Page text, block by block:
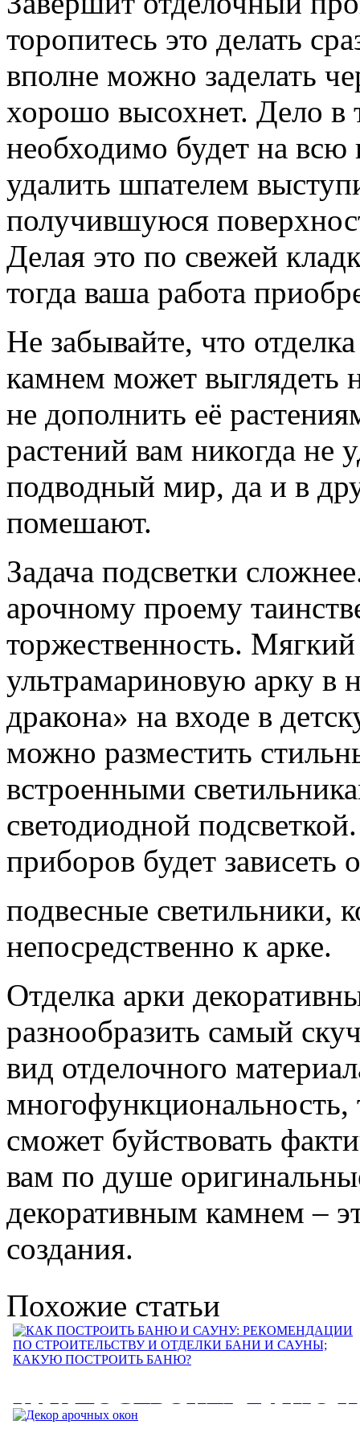
торопитесь это делать
вполне можно заделать
хорошо высохнет. Дело в
необходимо будет на всю
удалить шпателем
получившуюся
Делая это по свежей
тогда ваша работа
Не забывайте, что
камнем может выглядеть
не дополнить её
растений вам никогда не
подводный мир, да и в
помешают.
Задача подсветки
арочному проему
торжественность. Мягкий
ультрамариновую арку в
дракона» на входе в
можно разместить
встроенными
светодиодной
приборов будет зависеть
подвесные светильники,
непосредственно к арке.
Отделка арки
разнообразить самый
вид отделочного
многофункциональность,
сможет буйствовать
вам по душе
декоративным камнем –
создания.
Похожие статьи
КАК ПОСТРОИТЬ БАНЮ И